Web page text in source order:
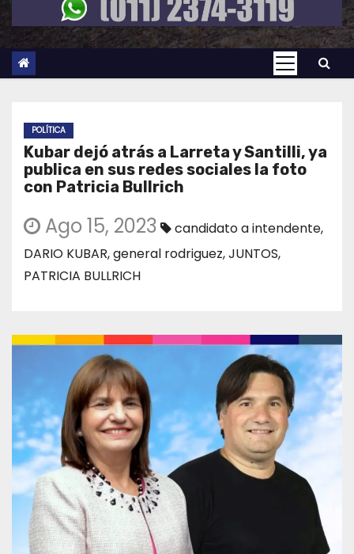
POLÍTICA
Kubar dejó atrás a Larreta y Santilli, ya
publica en sus redes sociales la foto
con Patricia Bullrich
Ago 15, 2023 candidato a intendente,
DARIO KUBAR,general rodriguez,JUNTOS,
PATRICIA BULLRICH